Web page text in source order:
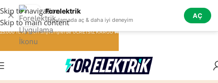
✕ Forelektrik
Uygulamada aç & daha iyi deneyim
AÇ
Skip to navigation
Skip to main content
25.000 TL ve üzeri alışverişlerde ÜCRETSİZ KARGO 🚚